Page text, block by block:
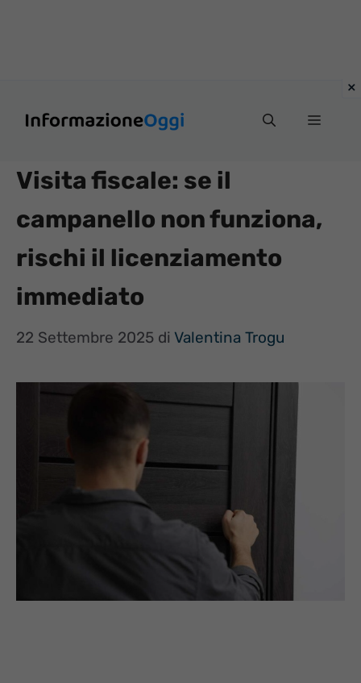
Menu
Visita fiscale: se il
campanello non funziona,
rischi il licenziamento
immediato
22 Settembre 2025 di Valentina Trogu